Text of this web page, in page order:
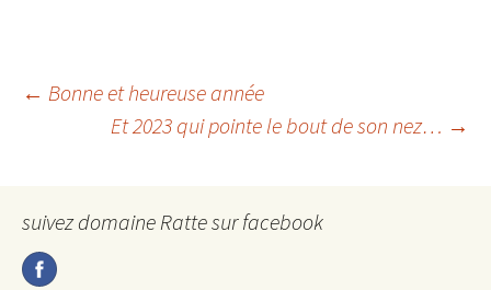
Navigation
articles
← Bonne et heureuse année
Et 2023 qui pointe le bout de son nez… →
suivez domaine Ratte sur facebook